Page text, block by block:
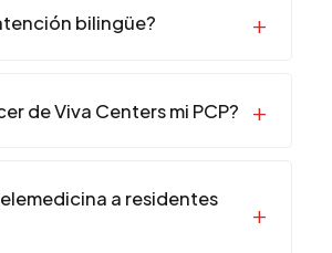
bilingüe?
de Viva Centers mi PCP?
a residentes